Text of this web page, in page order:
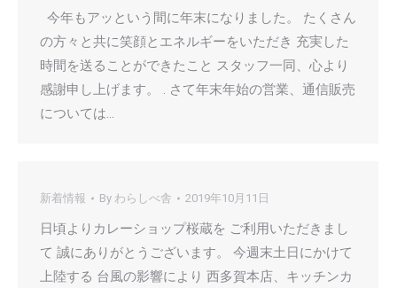
今年もアッという間に年末になりました。 たくさん
の方々と共に笑顔とエネルギーをいただき 充実した
時間を送ることができたこと スタッフ一同、心より
感謝申し上げます。 . さて年末年始の営業、通信販売
については…
新着情報 By わらしべ舎 2019年10月11日
日頃よりカレーショップ桜蔵を ご利用いただきまし
て 誠にありがとうございます。 今週末土日にかけて
上陸する 台風の影響により 西多賀本店、キッチンカ